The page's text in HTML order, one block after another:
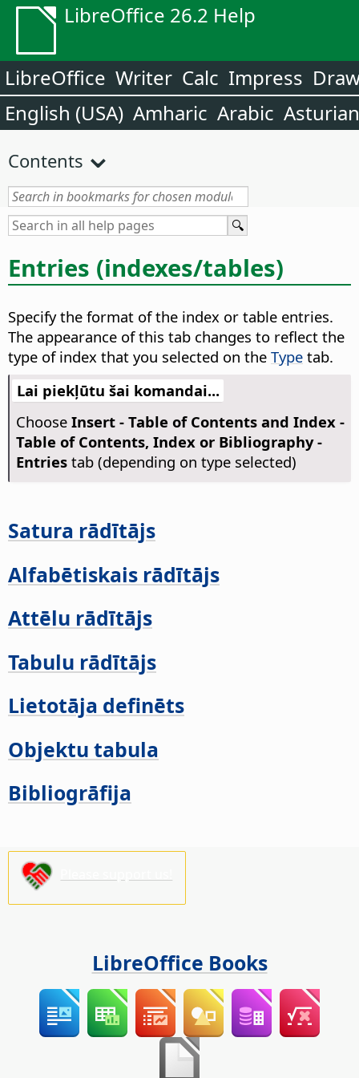
LibreOffice 26.2 Help
LibreOffice Writer Calc Impress
English (USA) Amharic Arabic Asturian
Contents
Entries (indexes/tables)
Specify the format of the index or table entries.
The appearance of this tab changes to reflect the
type of index that you selected on the Type tab.
Lai piekļūtu šai komandai...
Choose Insert - Table of Contents and Index -
Table of Contents, Index or Bibliography -
Entriestab (depending on type selected)
Satura rādītājs
Alfabētiskais rādītājs
Attēlu rādītājs
Tabulu rādītājs
Lietotāja definēts
Objektu tabula
Bibliogrāfija
LibreOffice Books